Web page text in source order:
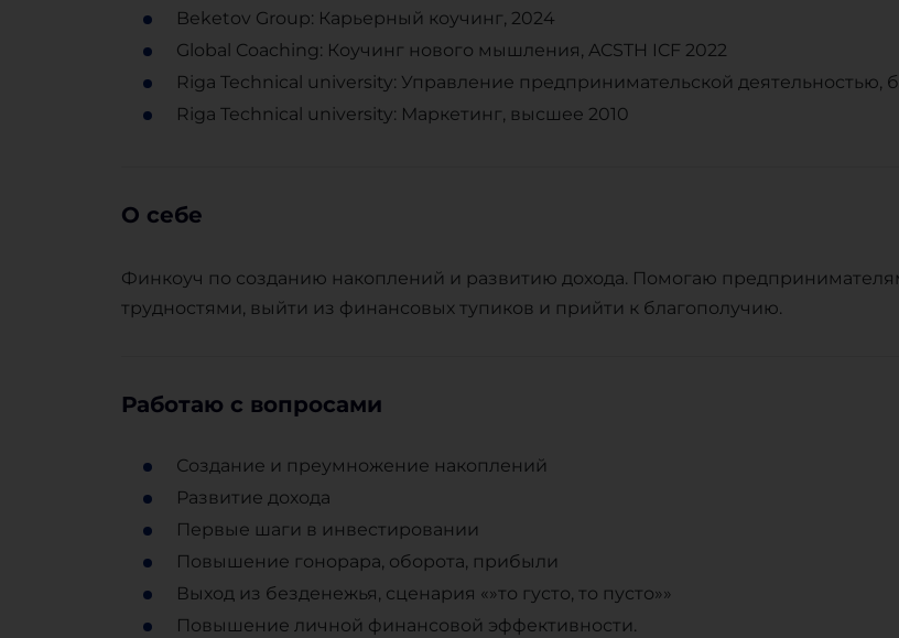
Beketov Group: Карьерный коучинг, 2024
Global Coaching: Коучинг нового мышления, ACSTH ICF 2022
Riga Technical university: Управление предпринимательской деятельностью,
Riga Technical university: Маркетинг, высшее 2010
О себе
Финкоуч по созданию накоплений и развитию дохода. Помогаю
трудностями, выйти из финансовых тупиков и прийти к благополучию.
Работаю с вопросами
Создание и преумножение накоплений
Развитие дохода
Первые шаги в инвестировании
Повышение гонорара, оборота, прибыли
Выход из безденежья, сценария «»то густо, то пусто»»
Повышение личной финансовой эффективности.